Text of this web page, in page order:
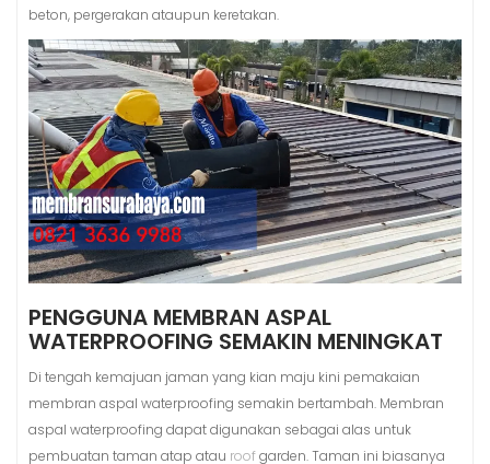
beton, pergerakan ataupun keretakan.
PENGGUNA MEMBRAN ASPAL
WATERPROOFING SEMAKIN MENINGKAT
Di tengah kemajuan jaman yang kian maju kini pemakaian
membran aspal waterproofing semakin bertambah. Membran
aspal waterproofing dapat digunakan sebagai alas untuk
pembuatan taman atap atau roofgarden. Taman ini biasanya